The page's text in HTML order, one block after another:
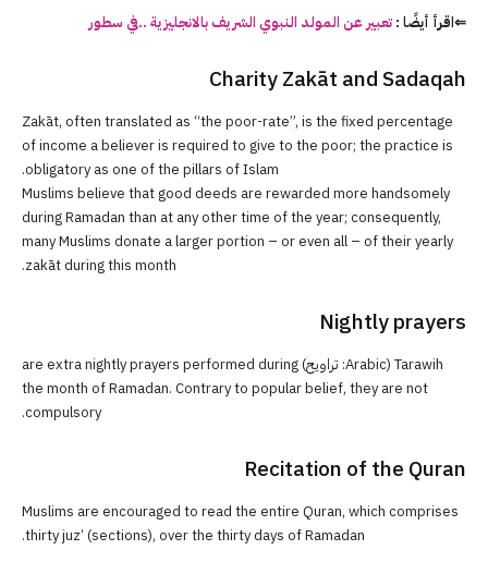
⇐اقرأ أيضًا : تعبير عن المولد النبوي الشريف بالانجليزية ..في سطور
Charity Zakāt and Sadaqah
Zakāt, often translated as “the poor-rate”, is the fixed percentage
of income a believer is required to give to the poor; the practice is
obligatory as one of the pillars of Islam.
Muslims believe that good deeds are rewarded more handsomely
during Ramadan than at any other time of the year; consequently,
many Muslims donate a larger portion – or even all – of their yearly
zakāt during this month.
Nightly prayers
Tarawih (Arabic: تراويح) are extra nightly prayers performed during
the month of Ramadan. Contrary to popular belief, they are not
compulsory.
Recitation of the Quran
Muslims are encouraged to read the entire Quran, which comprises
thirty juz’ (sections), over the thirty days of Ramadan.